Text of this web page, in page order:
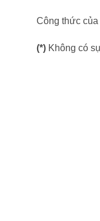
Công thức
(*) Không có